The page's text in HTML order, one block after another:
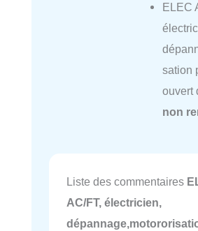
ELEC
sation
ouvert
non
Liste des commentaires
AC/FT, électricien,